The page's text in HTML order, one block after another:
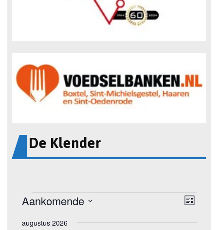
De Klender